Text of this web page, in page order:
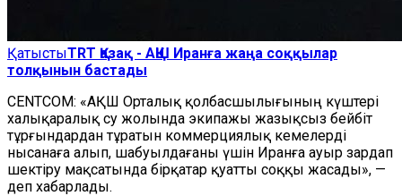
ҚатыстыTRT Қазақ - АҚШ Иранға жаңа соққылар
толқынын бастады
CENTCOM: «АҚШ Орталық қолбасшылығының күштері
халықаралық су жолында экипажы жазықсыз бейбіт
тұрғындардан тұратын коммерциялық кемелерді
нысанаға алып, шабуылдағаны үшін Иранға ауыр зардап
шектіру мақсатында бірқатар қуатты соққы жасады», —
деп хабарлады.